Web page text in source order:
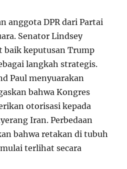
anggota DPR dari Partai
Senator Lindsey
baik keputusan Trump
langkah strategis.
Paul menyuarakan
bahwa Kongres
otorisasi kepada
Iran. Perbedaan
bahwa retakan di tubuh
terlihat secara